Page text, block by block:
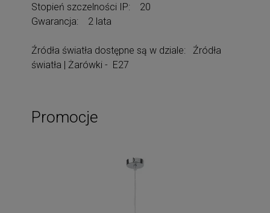
Stopień szczelności IP: 20
Gwarancja: 2 lata
Źródła światła dostępne są w dziale: Źródła
światła | Żarówki - E27
Promocje